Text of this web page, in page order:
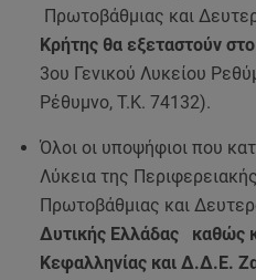
Πρωτοβάθμιας και
Κρήτης θα εξεταστούν
3ου Γενικού Λυκείου
Ρέθυμνο, Τ.Κ. 74132).
Όλοι οι υποψήφιοι που
Λύκεια της
Πρωτοβάθμιας και
Δυτικής Ελλάδας καθώς
Κεφαλληνίας και Δ.Δ.Ε.